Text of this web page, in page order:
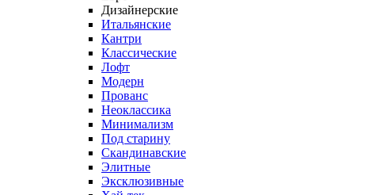
Дизайнерские
Итальянские
Кантри
Классические
Лофт
Модерн
Прованс
Неоклассика
Минимализм
Под старину
Скандинавские
Элитные
Эксклюзивные